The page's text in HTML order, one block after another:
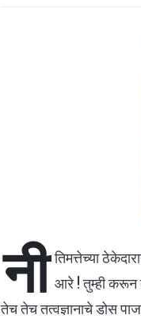
नी तिमत्तेच्या
आरे ! तुम्ही करून
तेच तेच तत्वज्ञानाचे डोस